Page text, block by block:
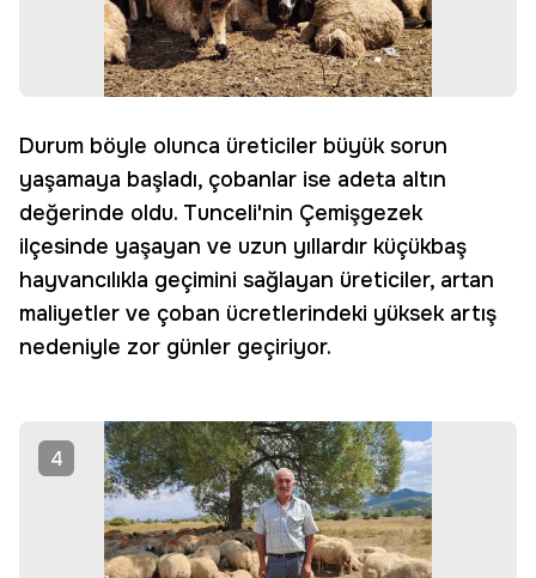
Durum böyle olunca üreticiler büyük sorun
yaşamaya başladı, çobanlar ise adeta altın
değerinde oldu. Tunceli'nin Çemişgezek
ilçesinde yaşayan ve uzun yıllardır küçükbaş
hayvancılıkla geçimini sağlayan üreticiler, artan
maliyetler ve çoban ücretlerindeki yüksek artış
nedeniyle zor günler geçiriyor.
4